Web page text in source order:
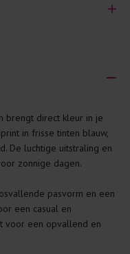
je nieuwe kleding.
was-tips:
beschermt de
is een drupje
brengt direct kleur in je
in frisse tinten blauw,
De luchtige uitstraling en
zonnige dagen.
pasvorm en een
een casual en
voor een opvallend en